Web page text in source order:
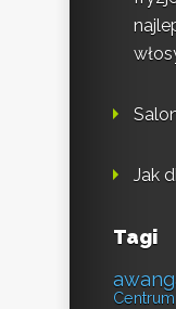
Jak
Tagi